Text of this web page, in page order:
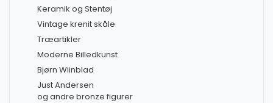
Keramik og Stentøj
Vintage krenit skåle
Træartikler
Moderne Billedkunst
Bjørn Wiinblad
Just Andersen
og andre bronze figurer